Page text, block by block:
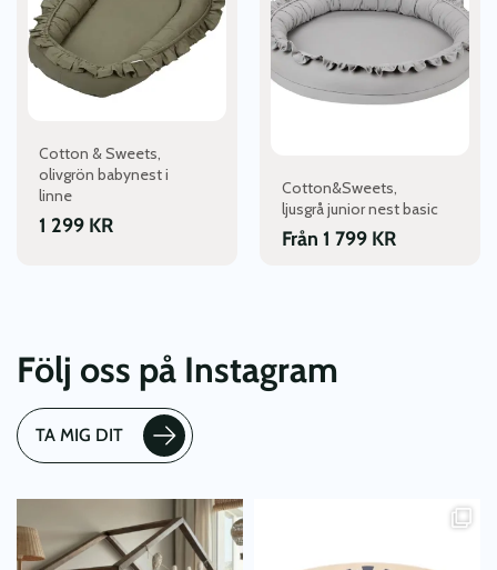
Cotton & Sweets,
olivgrön babynest i
linne
1 299 KR
Cotton&Sweets,
ljusgrå junior nest basic
Från 1 799 KR
flera
varianter.
De
olika
produktsidan
Följ oss på Instagram
TA MIG DIT